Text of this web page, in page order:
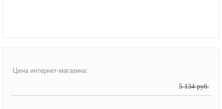
Цена интернет-магазина:
5 134 руб.